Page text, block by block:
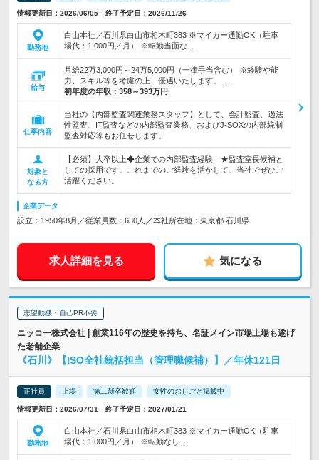
情報更新日：2026/06/05 終了予定日：2026/11/26
勤務地
白山本社／石川県白山市相木町383 ※マイカー通勤OK（駐車
場代：1,000円／月） ※転勤当面な…
給与
月給22万3,000円～24万5,000円（一律手当含む） ※経験や能
力、スキル等を考慮の上、優遇いたします。 …
初年度の年収： 358～393万円
仕事内容
当社の【内部監査関連業務スタッフ】として、会計監査、適法
性監査、IT監査などの内部監査業務、およびJ-SOXの内部統制
監査対応等もお任せします。
対象と
なる方
【必須】大卒以上◆企業での内部監査経験 ★監査室長候補と
しての採用です。これまでのご経験を活かして、当社でぜひご
活躍ください。
企業データ
設立：1950年8月／従業員数：630人／本社所在地：東京都 石川県
求人詳細を見る 気になる
志望動機・自己PR不要
ニッコー株式会社 | 創業116年の歴史を持ち、名証メイン市場上場も遂げ
た老舗企業
《石川》【ISO全社統括担当（管理職候補）】／年休121日
正社員 上場 第二新卒歓迎 女性のおしごと掲載中
情報更新日：2026/07/31 終了予定日：2027/01/21
勤務地
白山本社／石川県白山市相木町383 ※マイカー通勤OK（駐車
場代：1,000円／月） ※転勤なし…